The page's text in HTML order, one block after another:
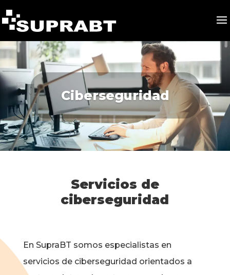
Ciberseguridad
Servicios de
ciberseguridad
En SupraBT somos especialistas en
servicios de ciberseguridad orientados a